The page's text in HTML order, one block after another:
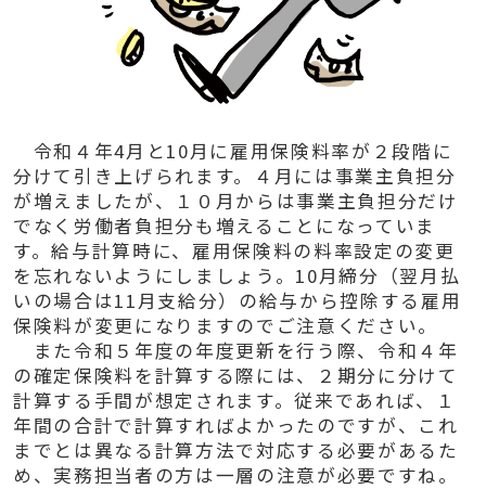
令和４年4月と10月に雇用保険料率が２段階に
分けて引き上げられます。４月には事業主負担分
が増えましたが、１０月からは事業主負担分だけ
でなく労働者負担分も増えることになっていま
す。給与計算時に、雇用保険料の料率設定の変更
を忘れないようにしましょう。 10月締分（翌月払
いの場合は11 月支給分）の給与から控除する雇用
保険料が変更になりますのでご注意ください。
また令和５年度の年度更新を行う際、令和４年
の確定保険料を計算する際には、２期分に分けて
計算する手間が想定されます。従来であれば、１
年間の合計で計算すればよかったのですが、これ
までとは異なる計算方法で対応する必要があるた
め、実務担当者の方は一層の注意が必要ですね。